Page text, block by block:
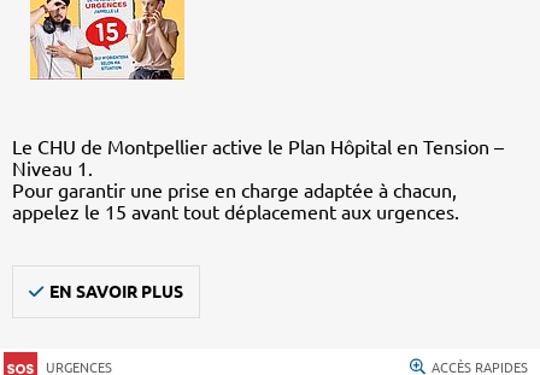
Le CHU de Montpellier active le Plan Hôpital en Tension –
Niveau 1.
Pour garantir une prise en charge adaptée à chacun,
appelez le 15 avant tout déplacement aux urgences.
EN SAVOIR PLUS
URGENCES ACCÈS RAPIDES